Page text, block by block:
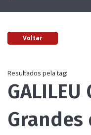
Voltar
Resultados pela tag:
GALILEU